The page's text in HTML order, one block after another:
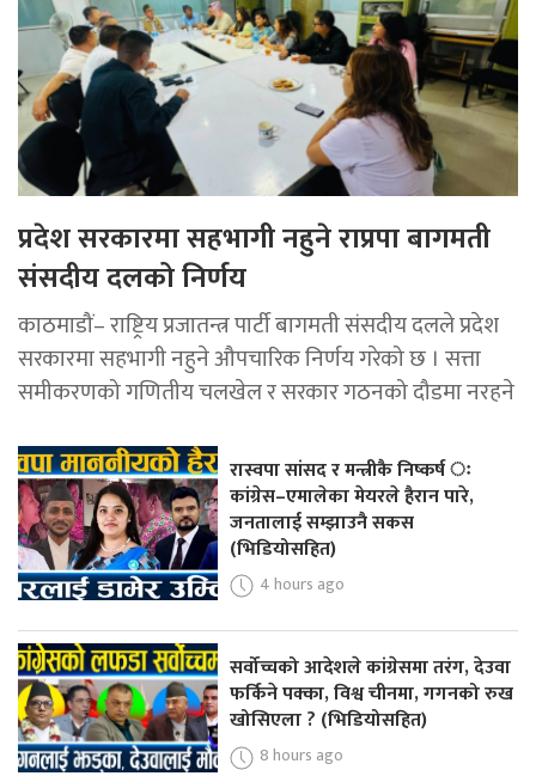
प्रदेश सरकारमा सहभागी नहुने राप्रपा बागमती
संसदीय दलको निर्णय
काठमाडौं– राष्ट्रिय प्रजातन्त्र पार्टी बागमती संसदीय दलले प्रदेश
सरकारमा सहभागी नहुने औपचारिक निर्णय गरेको छ । सत्ता
समीकरणको गणितीय चलखेल र सरकार गठनको दौडमा नरहने
रास्वपा सांसद र मन्त्रीकै निष्कर्ष ः
कांग्रेस–एमालेका मेयरले हैरान पारे,
जनतालाई सम्झाउनै सकस
(भिडियोसहित)
4 hours ago
सर्वोच्चको आदेशले कांग्रेसमा तरंग, देउवा
फर्किने पक्का, विश्व चीनमा, गगनको रुख
खोसिएला ? (भिडियोसहित)
8 hours ago